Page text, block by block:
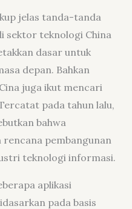
jelas tanda-tanda
sektor teknologi China
dasar untuk
depan. Bahkan
juga ikut mencari
pada tahun lalu,
bahwa
rencana pembangunan
teknologi informasi.
aplikasi
pada basis